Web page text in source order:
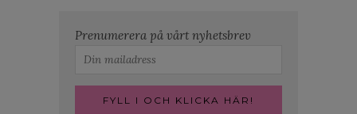
Prenumerera på vårt nyhetsbrev